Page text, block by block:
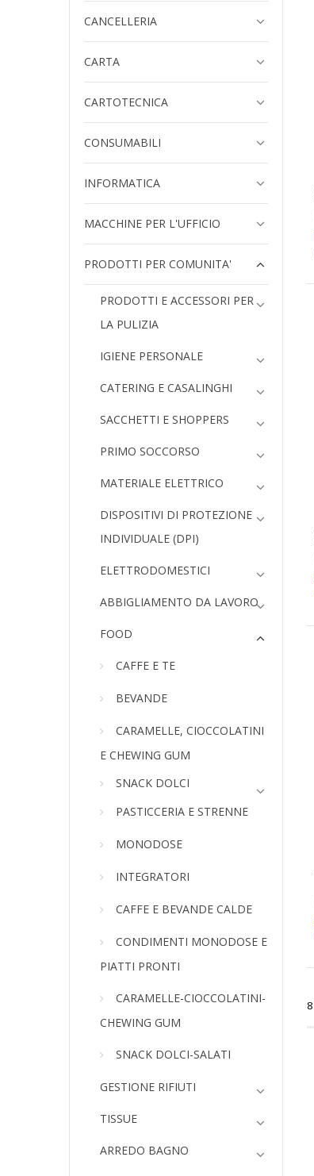
8
CANCELLERIA
CARTA
CARTOTECNICA
CONSUMABILI
INFORMATICA
MACCHINE PER L'UFFICIO
PRODOTTI PER COMUNITA'
PRODOTTI E ACCESSORI PER
LA PULIZIA
IGIENE PERSONALE
CATERING E CASALINGHI
SACCHETTI E SHOPPERS
PRIMO SOCCORSO
MATERIALE ELETTRICO
DISPOSITIVI DI PROTEZIONE
INDIVIDUALE (DPI)
ELETTRODOMESTICI
ABBIGLIAMENTO DA LAVORO
FOOD
CAFFE E TE
BEVANDE
CARAMELLE, CIOCCOLATINI
E CHEWING GUM
SNACK DOLCI
PASTICCERIA E STRENNE
MONODOSE
INTEGRATORI
CAFFE E BEVANDE CALDE
CONDIMENTI MONODOSE E
PIATTI PRONTI
CARAMELLE-CIOCCOLATINI-
CHEWING GUM
SNACK DOLCI-SALATI
GESTIONE RIFIUTI
TISSUE
ARREDO BAGNO